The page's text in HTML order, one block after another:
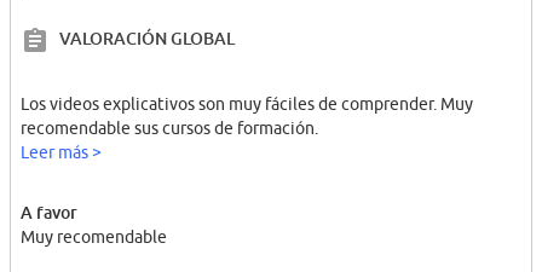
VALORACIÓN GLOBAL
Los videos explicativos son muy fáciles de comprender. Muy
recomendable sus cursos de formación.
Leer más >
A favor
Muy recomendable